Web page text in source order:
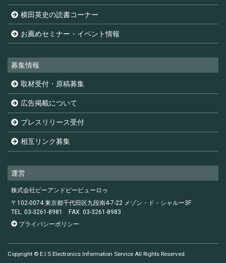
横田英史の読書コーナー
お薦めセミナー・イベント情報
募集情報
取材受付・原稿募集
広告掲載について
プレスリリース受付
相互リンク募集
運営
株式会社ピーアンドピービューロゥ
〒102-0074 東京都千代田区九段南4-7-22 メゾン・ド・シャルー3F
TEL. 03-3261-8981
FAX. 03-3261-8983
プライバシーポリシー
Copyright © E.I.S Electronics Information Service All Rights Reserved.